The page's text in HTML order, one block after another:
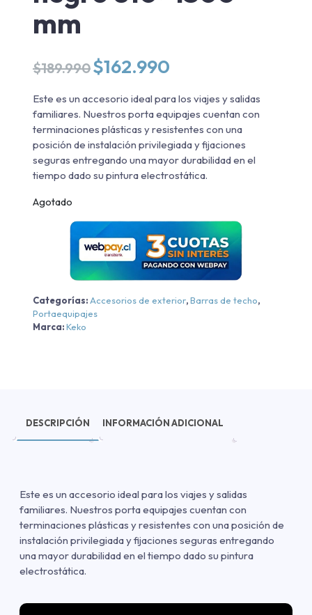
mm
$189.990 El
precio
original
era:
$189.990.
$162.990
actual
es:
$162.990.
Este es un accesorio ideal para los viajes y salidas
familiares. Nuestros porta equipajes cuentan con
terminaciones plásticas y resistentes con una
posición de instalación privilegiada y fijaciones
seguras entregando una mayor durabilidad en el
tiempo dado su pintura electrostática.
Agotado
Categorías:Accesorios de exterior,Barras de techo,
Portaequipajes
Marca:Keko
DESCRIPCIÓN INFORMACIÓN ADICIONAL
Este es un accesorio ideal para los viajes y salidas
familiares. Nuestros porta equipajes cuentan con
terminaciones plásticas y resistentes con una posición de
instalación privilegiada y fijaciones seguras entregando
una mayor durabilidad en el tiempo dado su pintura
electrostática.